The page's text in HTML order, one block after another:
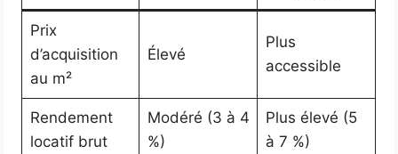
Prix
d’acquisition
au m²
Élevé
Plus
accessible
Rendement
locatif brut
Modéré (3 à 4
%)
Plus élevé (5
à 7 %)